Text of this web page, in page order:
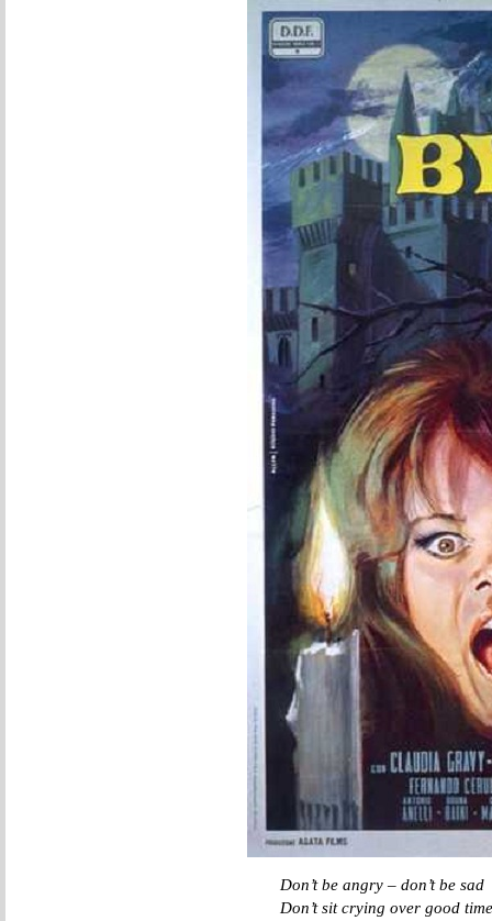
Don’t be angry – don’t be sad
Don’t sit crying over good